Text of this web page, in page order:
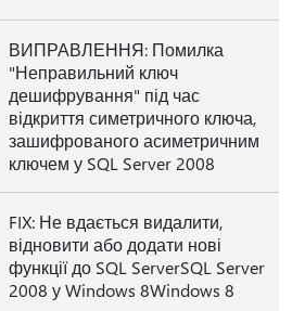
ВИПРАВЛЕННЯ: Помилка
"Неправильний ключ
дешифрування" під час
відкриття симетричного ключа,
зашифрованого асиметричним
ключем у SQL Server 2008
FIX: Не вдається видалити,
відновити або додати нові
функції до SQL ServerSQL Server
2008 у Windows 8Windows 8